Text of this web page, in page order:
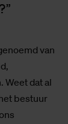
van
dat al
bestuur